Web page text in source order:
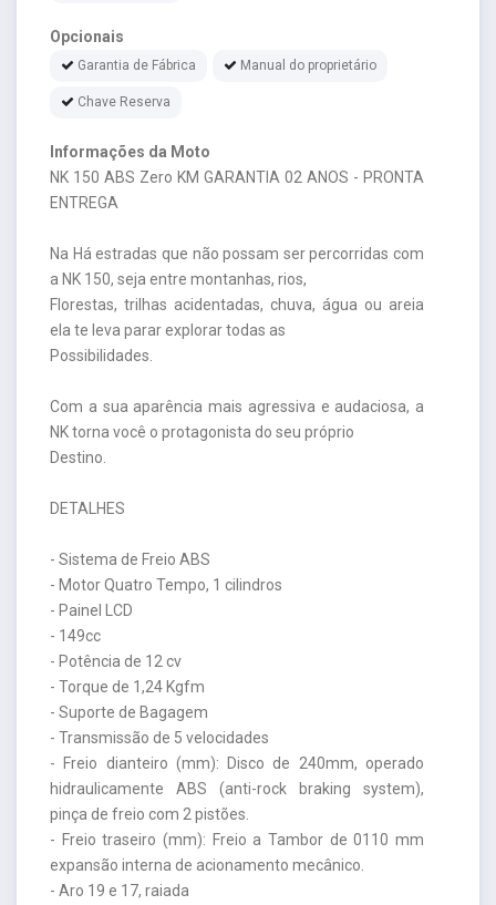
Opcionais
Garantia de Fábrica Manual do proprietário
Chave Reserva
Informações da Moto
NK 150 ABS Zero KM GARANTIA 02 ANOS - PRONTA
ENTREGA
Na Há estradas que não possam ser percorridas com
a NK 150, seja entre montanhas, rios,
Florestas, trilhas acidentadas, chuva, água ou areia
ela te leva parar explorar todas as
Possibilidades.
Com a sua aparência mais agressiva e audaciosa, a
NK torna você o protagonista do seu próprio
Destino.
DETALHES
- Sistema de Freio ABS
- Motor Quatro Tempo, 1 cilindros
- Painel LCD
- 149cc
- Potência de 12 cv
- Torque de 1,24 Kgfm
- Suporte de Bagagem
- Transmissão de 5 velocidades
- Freio dianteiro (mm): Disco de 240mm, operado
hidraulicamente ABS (anti-rock braking system),
pinça de freio com 2 pistões.
- Freio traseiro (mm): Freio a Tambor de 0110 mm
expansão interna de acionamento mecânico.
- Aro 19 e 17, raiada